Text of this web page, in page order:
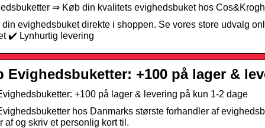
⇒ Køb din kvalitets evighedsbuket hos Cos&Krogh
din evighedsbuket direkte i shoppen. Se vores store udvalg
✔️ Lynhurtig levering
Evighedsbuketter: +100 på lager &
+100 på lager & levering på kun 1-2 dage
hos Danmarks største forhandler af
af og skriv et personlig kort til.